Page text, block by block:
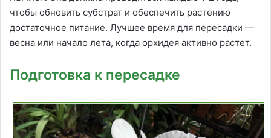
чтобы обновить субстрат и обеспечить растению
достаточное питание. Лучшее время для пересадки —
весна или начало лета, когда орхидея активно растет.
Подготовка к пересадке